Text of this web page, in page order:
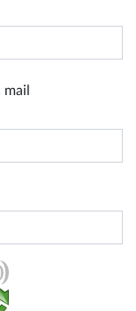
mail